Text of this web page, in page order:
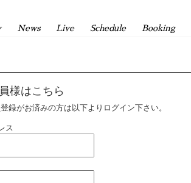
News Live Schedule Booking
様はこちら
録がお済みの方は以下よりログイン下さい。
ス